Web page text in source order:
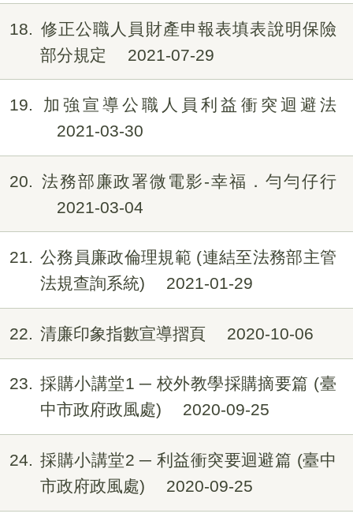
18
修正公職人員財產申報表填表說明保險
部分規定
2021-07-29
19
加強宣導公職人員利益衝突迴避法
2021-03-30
20
法務部廉政署微電影-幸福．勻勻仔行
2021-03-04
21
公務員廉政倫理規範 (連結至法務部主管
法規查詢系統)
2021-01-29
22 清廉印象指數宣導摺頁 2020-10-06
23
採購小講堂1️ ─ 校外教學採購摘要篇 (臺
中市政府政風處)
2020-09-25
24
採購小講堂2 ─ 利益衝突要迴避篇 (臺中
市政府政風處)
2020-09-25